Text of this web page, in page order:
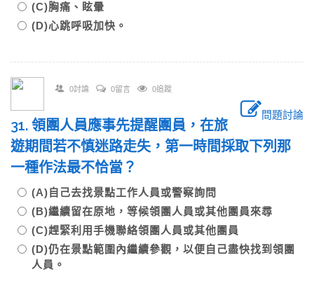
(C)胸痛、眩暈
(D)心跳呼吸加快。
0討論 0留言 0追蹤
問題討論
31. 領團人員應事先提醒團員，在旅
遊期間若不慎迷路走失，第一時間採取下列那
一種作法最不恰當？
(A)自己去找景點工作人員或警察詢問
(B)繼續留在原地，等候領團人員或其他團員來尋
(C)趕緊利用手機聯絡領團人員或其他團員
(D)仍在景點範圍內繼續參觀，以便自己盡快找到領團
人員。